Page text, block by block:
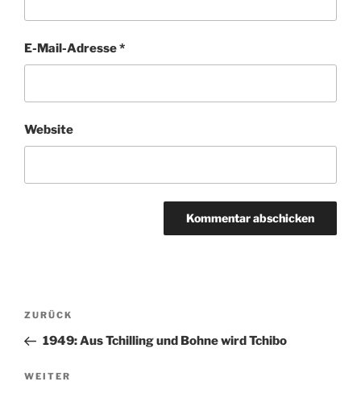
E-Mail-Adresse*
Website
e
r
a
Beitragsnavigation
Vorheriger
Beitrag
ZURÜCK
1949: Aus Tchilling und Bohne wird Tchibo
Nächster
WEITER